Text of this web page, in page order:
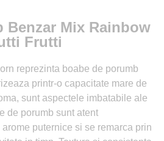
Benzar Mix Rainbow
Frutti
reprezinta boabe de porumb
printr-o capacitate mare de
sunt aspectele imbatabile ale
de porumb sunt atent
puternice si se remarca prin